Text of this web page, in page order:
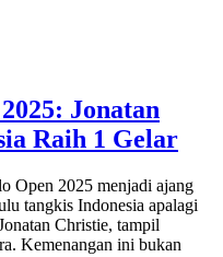
Jonatan
Raih 1 Gelar
Open 2025 menjadi ajang
tangkis Indonesia apalagi
Christie, tampil
Kemenangan ini bukan